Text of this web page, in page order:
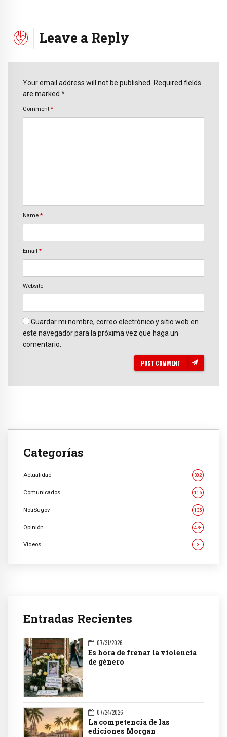
Leave a Reply
Your email address will not be published. Required fields
are marked *
Comment *
Name *
Email *
Website
Guardar mi nombre, correo electrónico y sitio web en
este navegador para la próxima vez que haga un
comentario.
POST COMMENT
Categorías
Actualidad 302
Comunicados 116
NotiSugov 135
Opinión 478
Videos 3
Entradas Recientes
07/31/2026
Es hora de frenar la violencia
de género
07/24/2026
La competencia de las
ediciones Morgan